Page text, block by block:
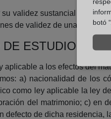
su validez sustancial deberá
de validez de una sola de
ESTUDIOS
aplicable a los efectos del
a) nacionalidad de los
como ley aplicable la ley
del matrimonio; c) en
defecto de dicha residencia,
botó